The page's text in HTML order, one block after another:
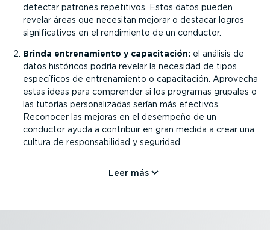
detectar patrones repetitivos. Estos datos pueden
revelar áreas que necesitan mejorar o destacar logros
signi­fi­ca­tivos en el rendimiento de un conductor.
Brinda entre­na­miento y capaci­tación:el análisis de
datos históricos podría revelar la necesidad de tipos
específicos de entre­na­miento o capaci­tación. Aprovecha
estas ideas para comprender si los programas grupales o
las tutorías perso­na­li­zadas serían más efectivos.
Reconocer las mejoras en el desempeño de un
conductor ayuda a contribuir en gran medida a crear una
cultura de respon­sa­bi­lidad y seguridad.
Leer más